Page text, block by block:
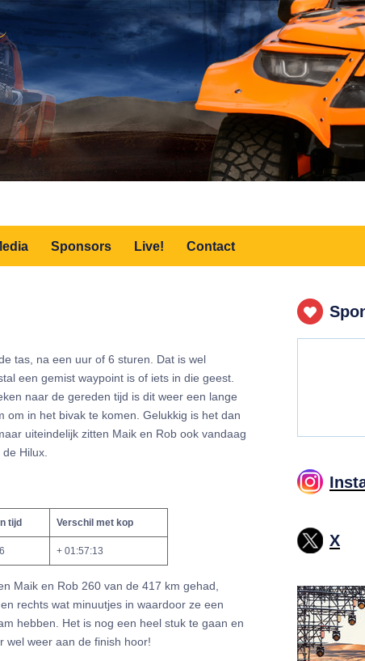
Sponsors Live! Contact
tas, na een uur of 6 sturen. Dat is wel
een gemist waypoint is of iets in die geest.
naar de gereden tijd is dit weer een lange
in het bivak te komen. Gelukkig is het dan
uiteindelijk zitten Maik en Rob ook vandaag
Hilux.
tijd Verschil met kop
+ 01:57:13
Maik en Rob 260 van de 417 km gehad,
rechts wat minuutjes in waardoor ze een
hebben. Het is nog een heel stuk te gaan en
wel weer aan de finish hoor!
X